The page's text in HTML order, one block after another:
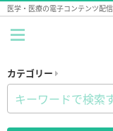
医学・医療の電子コンテンツ配
カテゴリー